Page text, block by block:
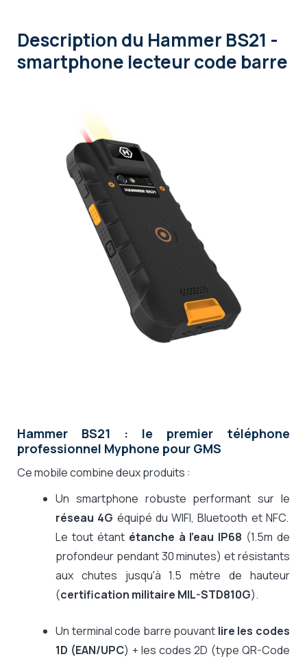
Description du Hammer BS21 -
smartphone lecteur code barre
Hammer BS21 : le premier téléphone
professionnel Myphone pour GMS
Ce mobile combine deux produits :
Un smartphone robuste performant sur le
réseau 4G équipé du WIFI, Bluetooth et NFC.
Le tout étant étanche à l'eau IP68 (1.5m de
profondeur pendant 30 minutes) et résistants
aux chutes jusqu'à 1.5 mètre de hauteur
(certification militaire MIL-STD810G).
Un terminal code barre pouvant lire les codes
1D (EAN/UPC) + les codes 2D (type QR-Code